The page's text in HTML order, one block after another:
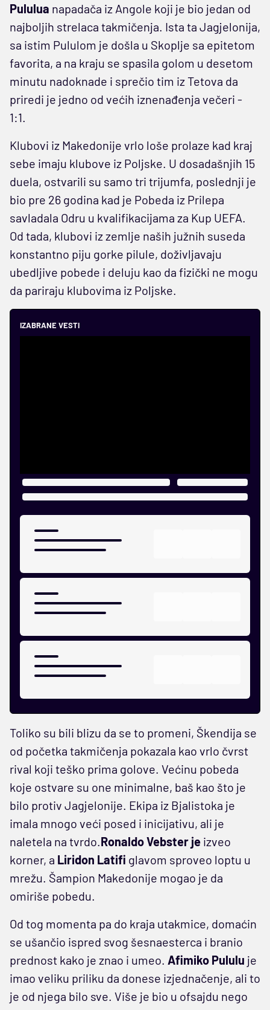
Pululua napadača iz Angole koji je bio jedan od
najboljih strelaca takmičenja. Ista ta Jagjelonija,
sa istim Pululom je došla u Skoplje sa epitetom
favorita, a na kraju se spasila golom u desetom
minutu nadoknade i sprečio tim iz Tetova da
priredi je jedno od većih iznenađenja večeri -
1:1.
Klubovi iz Makedonije vrlo loše prolaze kad kraj
sebe imaju klubove iz Poljske. U dosadašnjih 15
duela, ostvarili su samo tri trijumfa, poslednji je
bio pre 26 godina kad je Pobeda iz Prilepa
savladala Odru u kvalifikacijama za Kup UEFA.
Od tada, klubovi iz zemlje naših južnih suseda
konstantno piju gorke pilule, doživljavaju
ubedljive pobede i deluju kao da fizički ne mogu
da pariraju klubovima iz Poljske.
IZABRANE VESTI
Toliko su bili blizu da se to promeni, Škendija se
od početka takmičenja pokazala kao vrlo čvrst
rival koji teško prima golove. Većinu pobeda
koje ostvare su one minimalne, baš kao što je
bilo protiv Jagjelonije. Ekipa iz Bjalistoka je
imala mnogo veći posed i inicijativu, ali je
naletela na tvrdo.Ronaldo Vebster je izveo
korner, a Liridon Latifi glavom sproveo loptu u
mrežu. Šampion Makedonije mogao je da
omiriše pobedu.
Od tog momenta pa do kraja utakmice, domaćin
se ušančio ispred svog šesnaesterca i branio
prednost kako je znao i umeo. Afimiko Pululu je
imao veliku priliku da donese izjednačenje, ali to
je od njega bilo sve. Više je bio u ofsajdu nego